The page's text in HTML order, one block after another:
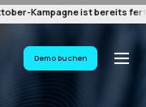
Kampagne ist bereits
Demo buchen